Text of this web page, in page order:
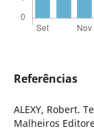
Referências
ALEXY, Robert.
Malheiros